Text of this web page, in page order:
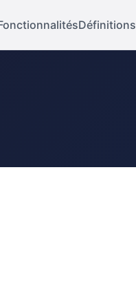
Définitions